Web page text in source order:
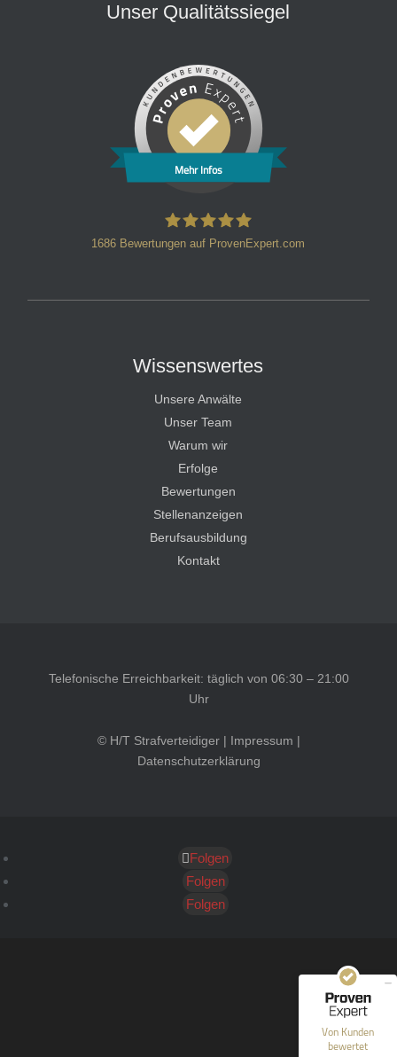
Unser Qualitätssiegel
Mehr Infos
1686 Bewertungen auf ProvenExpert.com
Wissenswertes
Unsere Anwälte
Unser Team
Warum wir
Erfolge
Bewertungen
Stellenanzeigen
Berufsausbildung
Kontakt
Telefonische Erreichbarkeit: täglich von 06:30 – 21:00
Uhr
© H/T Strafverteidiger | Impressum |
Datenschutzerklärung
Folgen
Folgen
Folgen
Von Kunden
bewertet
Kundenbewertungen und Erfahrungen zu
SEHR GUT
40
Bewertungen auf
ProvenExpert.com